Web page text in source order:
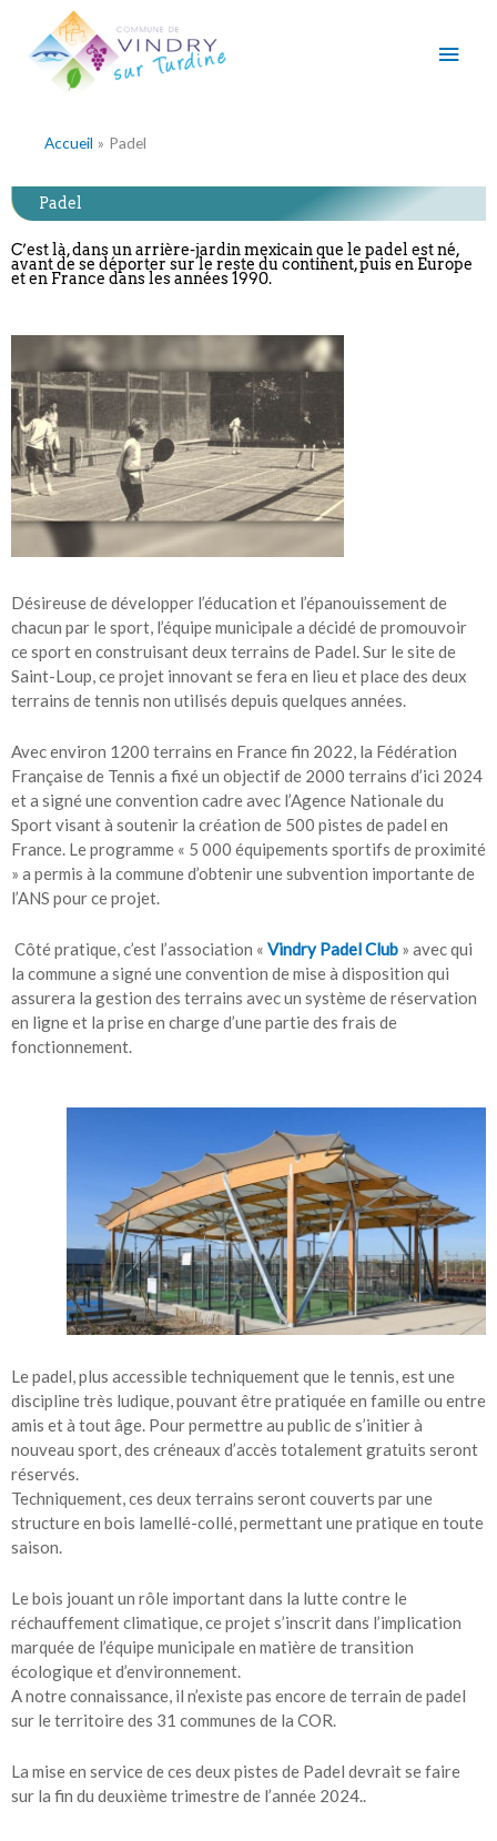
contenu
Accueil Padel
Padel
C’est là, dans un arrière-jardin mexicain que le padel est né,
avant de se déporter sur le reste du continent, puis en Europe
et en France dans les années 1990.
Désireuse de développer l’éducation et l’épanouissement de
chacun par le sport, l’équipe municipale a décidé de promouvoir
ce sport en construisant deux terrains de Padel. Sur le site de
Saint-Loup, ce projet innovant se fera en lieu et place des deux
terrains de tennis non utilisés depuis quelques années.
Avec environ 1200 terrains en France fin 2022, la Fédération
Française de Tennis a fixé un objectif de 2000 terrains d’ici 2024
et a signé une convention cadre avec l’Agence Nationale du
Sport visant à soutenir la création de 500 pistes de padel en
France. Le programme « 5 000 équipements sportifs de proximité
» a permis à la commune d’obtenir une subvention importante de
l’ANS pour ce projet.
Côté pratique, c’est l’association « Vindry Padel Club » avec qui
la commune a signé une convention de mise à disposition qui
assurera la gestion des terrains avec un système de réservation
en ligne et la prise en charge d’une partie des frais de
fonctionnement.
Le padel, plus accessible techniquement que le tennis, est une
discipline très ludique, pouvant être pratiquée en famille ou entre
amis et à tout âge. Pour permettre au public de s’initier à
nouveau sport, des créneaux d’accès totalement gratuits seront
réservés.
Techniquement, ces deux terrains seront couverts par une
structure en bois lamellé-collé, permettant une pratique en toute
saison.
Le bois jouant un rôle important dans la lutte contre le
réchauffement climatique, ce projet s’inscrit dans l’implication
marquée de l’équipe municipale en matière de transition
écologique et d’environnement.
A notre connaissance, il n’existe pas encore de terrain de padel
sur le territoire des 31 communes de la COR.
La mise en service de ces deux pistes de Padel devrait se faire
sur la fin du deuxième trimestre de l’année 2024..